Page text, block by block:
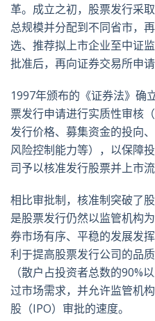
革。成立之初，股票发行采
总规模并分配到不同省市，
选、推荐拟上市企业至中证
批准后，再向证券交易所申请
1997年颁布的《证券法》确
票发行申请进行实质性审核
发行价格、募集资金的投向
风险控制能力等），以保障
司予以核准发行股票并上市流
相比审批制，核准制突破了
是股票发行仍然以监管机构
券市场有序、平稳的发展发
利于提高股票发行公司的品
（散户占投资者总数的90%
过市场需求，并允许监管机
股（IPO）审批的速度。